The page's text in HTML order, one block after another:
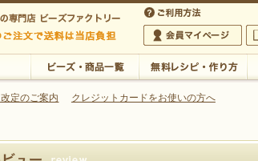
クセサリーの専門店
会員マイページ
お
定のご案内 クレジットカードをお使いの方へ